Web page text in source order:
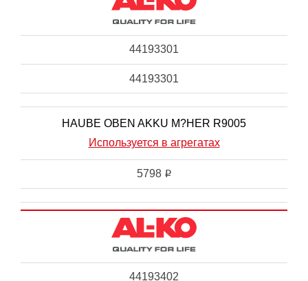
44193301
44193301
HAUBE OBEN AKKU M?HER R9005
Используется в агрегатах
5798 i
44193402